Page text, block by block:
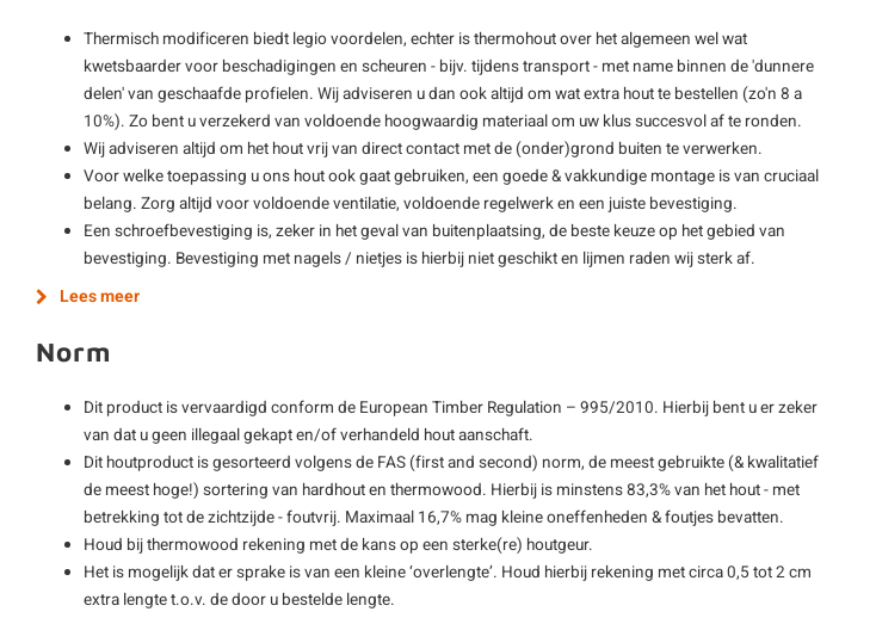
Thermisch modificeren biedt legio voordelen, echter is thermohout over het algemeen wel wat
kwetsbaarder voor beschadigingen en scheuren - bijv. tijdens transport - met name binnen de 'dunnere
delen' van geschaafde profielen. Wij adviseren u dan ook altijd om wat extra hout te bestellen (zo'n 8 a
10%). Zo bent u verzekerd van voldoende hoogwaardig materiaal om uw klus succesvol af te ronden.
Wij adviseren altijd om het hout vrij van direct contact met de (onder)grond buiten te verwerken.
Voor welke toepassing u ons hout ook gaat gebruiken, een goede & vakkundige montage is van cruciaal
belang. Zorg altijd voor voldoende ventilatie, voldoende regelwerk en een juiste bevestiging.
Een schroefbevestiging is, zeker in het geval van buitenplaatsing, de beste keuze op het gebied van
bevestiging. Bevestiging met nagels / nietjes is hierbij niet geschikt en lijmen raden wij sterk af.
Lees meer
Norm
Dit product is vervaardigd conform de European Timber Regulation – 995/2010. Hierbij bent u er zeker
van dat u geen illegaal gekapt en/of verhandeld hout aanschaft.
Dit houtproduct is gesorteerd volgens de FAS (first and second) norm, de meest gebruikte (& kwalitatief
de meest hoge!) sortering van hardhout en thermowood. Hierbij is minstens 83,3% van het hout - met
betrekking tot de zichtzijde - foutvrij. Maximaal 16,7% mag kleine oneffenheden & foutjes bevatten.
Houd bij thermowood rekening met de kans op een sterke(re) houtgeur.
Het is mogelijk dat er sprake is van een kleine ‘overlengte’. Houd hierbij rekening met circa 0,5 tot 2 cm
extra lengte t.o.v. de door u bestelde lengte.